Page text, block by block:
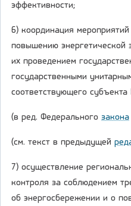
эффективности;
6) координация
повышению энергетической
их проведением
государственными
соответствующего
(в ред. Федерального закона
(см. текст в предыдущей
7) осуществление
контроля за соблюдением
об энергосбережении и о